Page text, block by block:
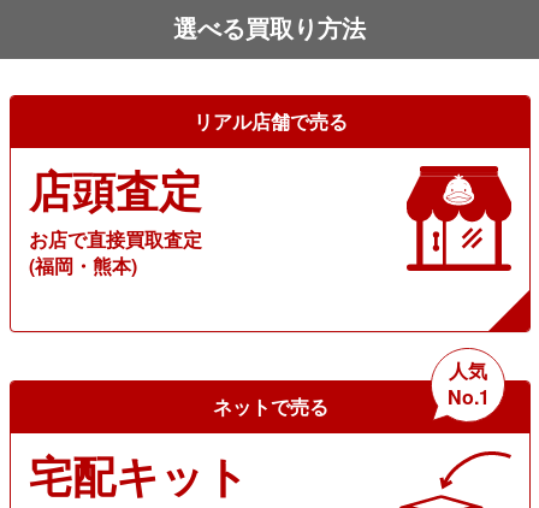
選べる買取り方法
リアル店舗で売る
店頭査定
お店で直接買取査定
(福岡・熊本)
ネットで売る
人気
No.1
宅配キット